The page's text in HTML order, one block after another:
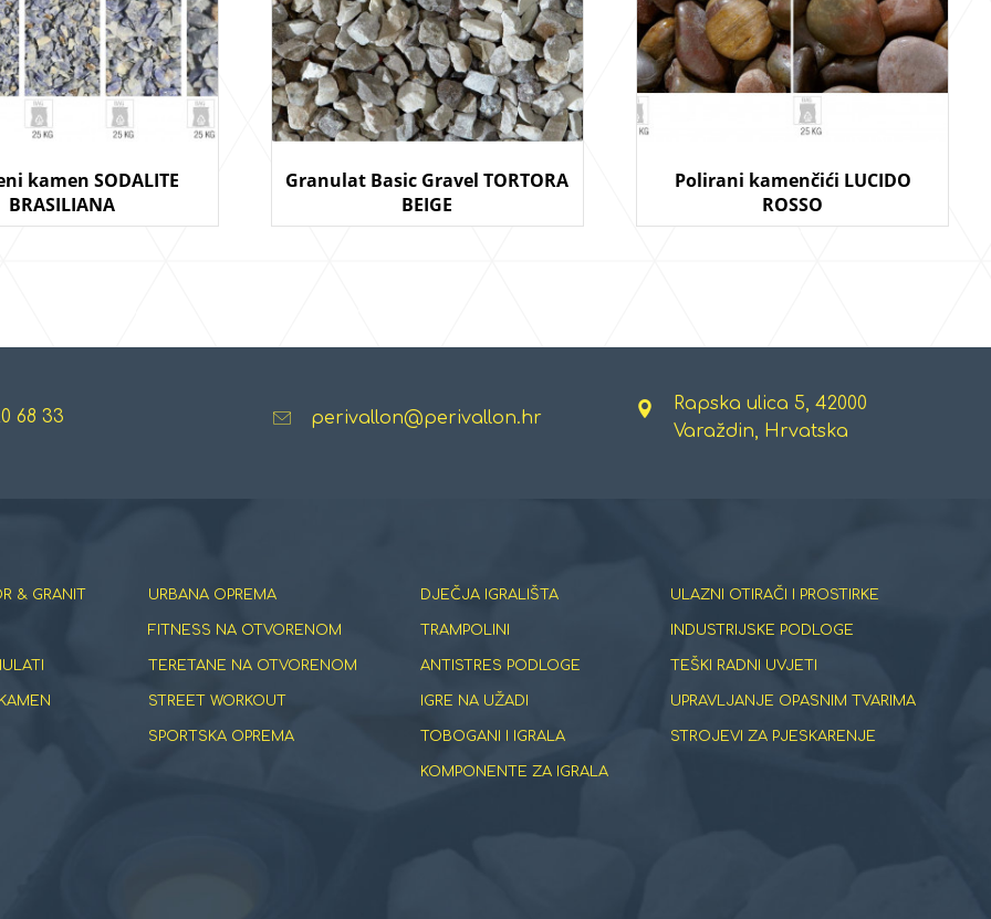
kamen SODALITE
BRASILIANA
Granulat Basic Gravel TORTORA
BEIGE
Polirani kamenčići LUCIDO
ROSSO
68 33 perivallon@perivallon.hr
Rapska ulica 5, 42000
Varaždin, Hrvatska
& GRANIT URBANA OPREMA
FITNESS NA OTVORENOM
TERETANE NA OTVORENOM
STREET WORKOUT
SPORTSKA OPREMA
DJEČJA IGRALIŠTA
TRAMPOLINI
ANTISTRES PODLOGE
IGRE NA UŽADI
TOBOGANI I IGRALA
KOMPONENTE ZA IGRALA
ULAZNI OTIRAČI I PROSTIRKE
INDUSTRIJSKE PODLOGE
TEŠKI RADNI UVJETI
UPRAVLJANJE OPASNIM TVARIMA
STROJEVI ZA PJESKARENJE